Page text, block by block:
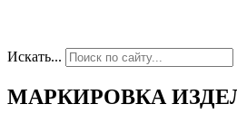
Искать...
МАРКИРОВКА